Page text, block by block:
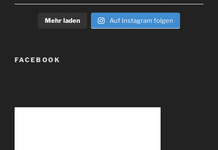
Mehr laden Auf Instagram folgen
FACEBOOK